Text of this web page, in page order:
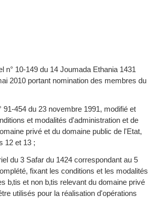
n° 10-149 du 14 Joumada Ethania 1431
2010 portant nomination des membres du
91-454 du 23 novembre 1991, modifié et
et modalités d'administration et de
privé et du domaine public de l'Etat,
12 et 13 ;
du 3 Safar du 1424 correspondant au 5
fixant les conditions et les modalités
b‚tis et non b‚tis relevant du domaine privé
utilisés pour la réalisation d'opérations